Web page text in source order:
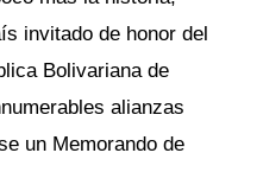
invitado de honor del
Bolivariana de
alianzas
un Memorando de